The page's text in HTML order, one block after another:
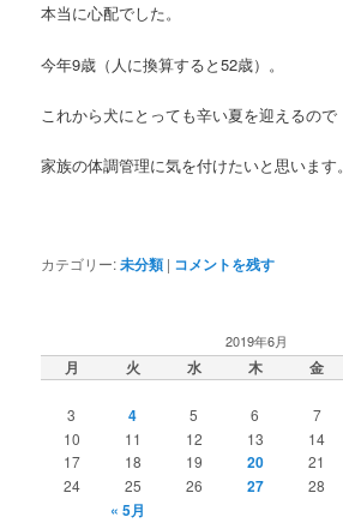
本当に心配でした。
今年9歳（人に換算すると52歳）。
これから犬にとっても辛い夏を迎えるので
家族の体調管理に気を付けたいと思います。
カテゴリー:未分類 | コメントを残す
2019年6月
月 火 水 木 金
3
4 5 6 7
10
11 12 13 14
17
18 19 20 21
24
25 26 27 28
« 5月